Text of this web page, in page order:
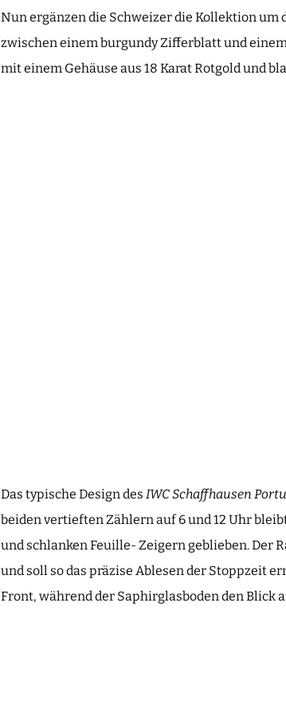
Nun ergänzen die Schweizer die Kollektion um
zwischen einem burgundy Zifferblatt und
mit einem Gehäuse aus 18 Karat Rotgold und
Das typische Design des IWC Schaffhausen
beiden vertieften Zählern auf 6 und 12 Uhr
und schlanken Feuille- Zeigern geblieben. Der
und soll so das präzise Ablesen der Stoppzeit
Front, während der Saphirglasboden den Blick